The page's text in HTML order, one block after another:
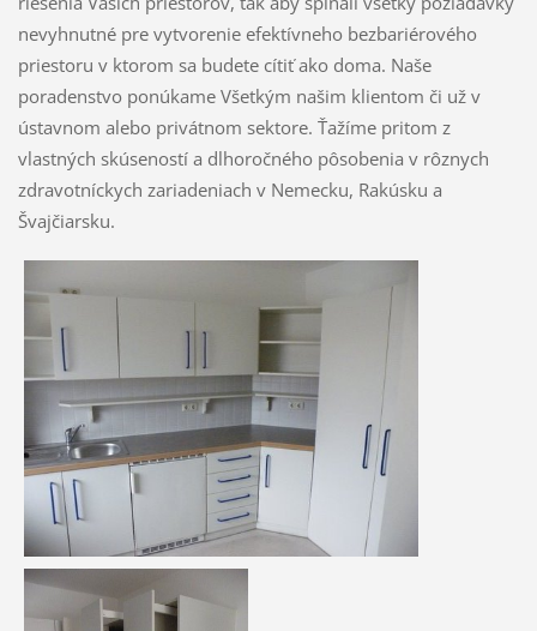
nevyhnutné pre vytvorenie efektívneho bezbariérového
priestoru v ktorom sa budete cítiť ako doma. Naše
poradenstvo ponúkame Všetkým našim klientom či už v
ústavnom alebo privátnom sektore. Ťažíme pritom z
vlastných skúseností a dlhoročného pôsobenia v rôznych
zdravotníckych zariadeniach v Nemecku, Rakúsku a
Švajčiarsku.